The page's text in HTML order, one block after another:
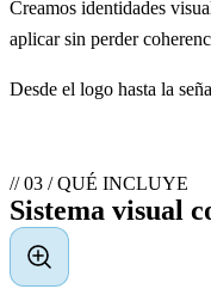
Creamos identidades
aplicar sin perder
Desde el logo hasta la
// 03 / QUÉ INCLUYE
Sistema visual